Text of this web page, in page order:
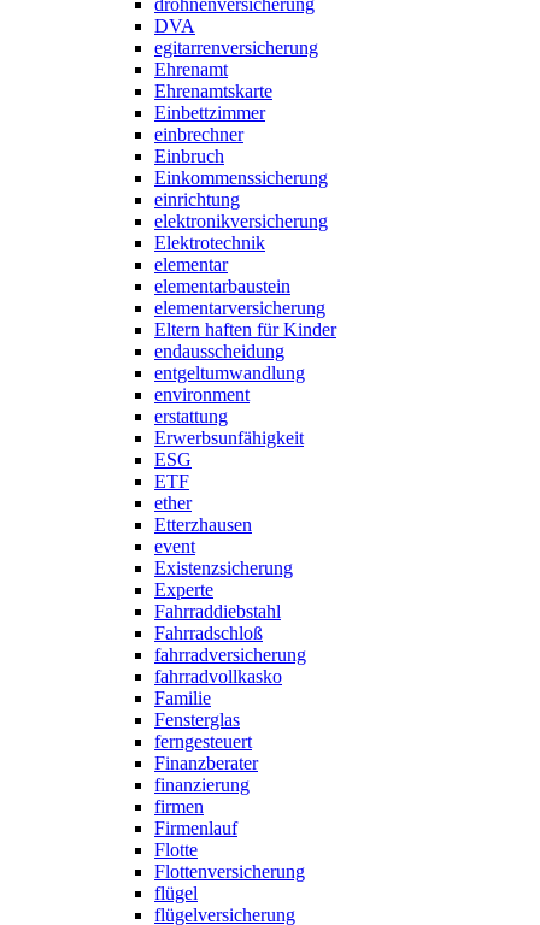
drohnenversicherung
DVA
egitarrenversicherung
Ehrenamt
Ehrenamtskarte
Einbettzimmer
einbrechner
Einbruch
Einkommenssicherung
einrichtung
elektronikversicherung
Elektrotechnik
elementar
elementarbaustein
elementarversicherung
Eltern haften für Kinder
endausscheidung
entgeltumwandlung
environment
erstattung
Erwerbsunfähigkeit
ESG
ETF
ether
Etterzhausen
event
Existenzsicherung
Experte
Fahrraddiebstahl
Fahrradschloß
fahrradversicherung
fahrradvollkasko
Familie
Fensterglas
ferngesteuert
Finanzberater
finanzierung
firmen
Firmenlauf
Flotte
Flottenversicherung
flügel
flügelversicherung